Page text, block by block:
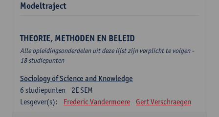
Modeltraject
THEORIE, METHODEN EN BELEID
Alle opleidingsonderdelen uit deze lijst zijn verplicht te volgen -
18 studiepunten
Sociology of Science and Knowledge
2E SEM
6 studiepunten
Lesgever(s):
Frederic Vandermoere Gert Verschraegen